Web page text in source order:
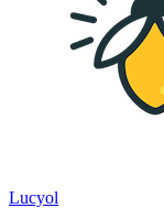
Lucyol